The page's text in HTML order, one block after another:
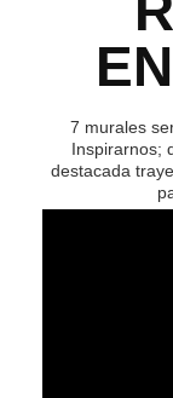
7 murales
Inspirarnos;
destacada